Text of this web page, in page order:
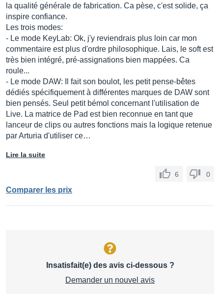
la qualité générale de fabrication. Ca pèse, c'est solide, ça
inspire confiance.
Les trois modes:
- Le mode KeyLab: Ok, j'y reviendrais plus loin car mon
commentaire est plus d'ordre philosophique. Lais, le soft est
très bien intégré, pré-assignations bien mappées. Ca
roule...
- Le mode DAW: Il fait son boulot, les petit pense-bêtes
dédiés spécifiquement à différentes marques de DAW sont
bien pensés. Seul petit bémol concernant l'utilisation de
Live. La matrice de Pad est bien reconnue en tant que
lanceur de clips ou autres fonctions mais la logique retenue
par Arturia d'utiliser ce…
Lire la suite
6 0
Comparer les prix
Insatisfait(e) des avis ci-dessous ?
Demander un nouvel avis